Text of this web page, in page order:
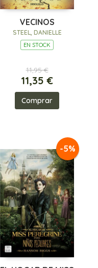
VECINOS
STEEL, DANIELLE
EN STOCK
11,95 €
11,35 €
Comprar
-5%